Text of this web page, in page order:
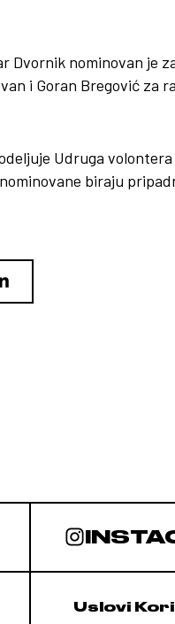
Dvornik nominovan je
i Goran Bregović za
Udruga
biraju
Uslovi